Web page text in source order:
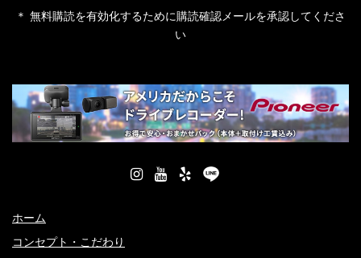
＊ 無料購読を有効化するために購読確認メールを承認してくださ
い
ホーム
コンセプト・こだわり